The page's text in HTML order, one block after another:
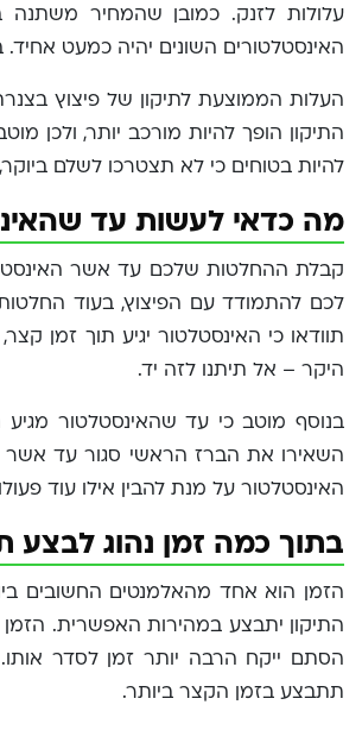
עלולות לזנק. כמובן שהמחיר
האינסטלטורים השונים יהיה כמעט
התיקון הופך להיות מורכב יותר, ולכן
להיות בטוחים כי לא תצטרכו לשלם
מה כדאי לעשות עד
קבלת ההחלטות שלכם עד אשר
לכם להתמודד עם הפיצוץ, בעוד
תוודאו כי האינסטלטור יגיע תוך זמן
היקר – אל תיתנו לזה יד.
בנוסף מוטב כי עד שהאינסטלטור
השאירו את הברז הראשי סגור עד אשר
האינסטלטור על מנת להבין אילו עוד
בתוך כמה זמן נהוג לבצע
הזמן הוא אחד מהאלמנטים החשובים
התיקון יתבצע במהירות האפשרית.
הסתם ייקח הרבה יותר זמן לסדר
תתבצע בזמן הקצר ביותר.